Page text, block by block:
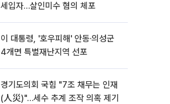
세입자…살인미수 혐의 체포
이 대통령, '호우피해' 안동·의성군
4개면 특별재난지역 선포
경기도의회 국힘 "7조 채무는 인재
(人災)"…세수 추계 조작 의혹 제기